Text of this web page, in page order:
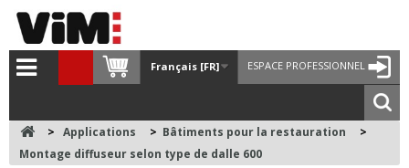
ESPACE PROFESSIONNEL
Français [FR]
> Applications > Bâtiments pour la restauration
>
Montage diffuseur selon type de dalle 600